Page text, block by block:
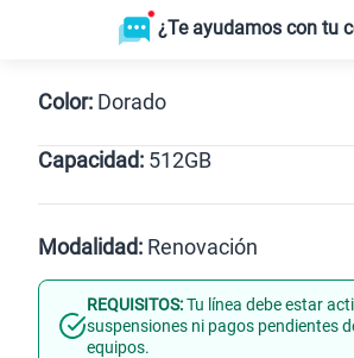
¿Te ayudamos con tu
Color: Dorado
Dorado
Capacidad: 512GB
512GB
Modalidad: Renovación
Línea Nueva
REQUISITOS:Tu línea debe estar
suspensiones ni pagos pendientes
equipos.